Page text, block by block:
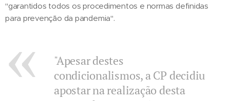
"garantidos todos os procedimentos e normas definidas
para prevenção da pandemia".
"Apesar destes
condicionalismos, a CP decidiu
apostar na realização desta